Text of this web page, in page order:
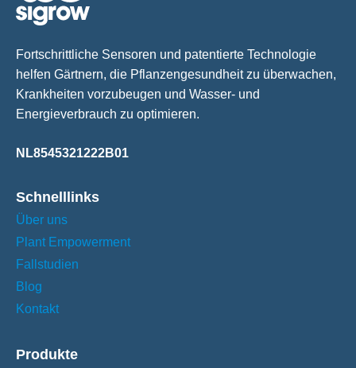
Fortschrittliche Sensoren und patentierte Technologie
helfen Gärtnern, die Pflanzengesundheit zu überwachen,
Krankheiten vorzubeugen und Wasser- und
Energieverbrauch zu optimieren.
NL8545321222B01
Über uns
Plant Empowerment
Fallstudien
Blog
Kontakt